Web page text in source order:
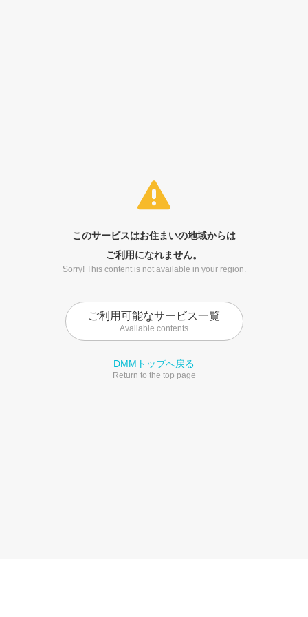
このサービスはお住まいの地域からは
ご利用になれません。
Sorry! This content is not available in your region.
ご利用可能なサービス一覧
Available contents
DMMトップへ戻る
Return to the top page